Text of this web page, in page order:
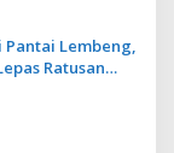
Lembeng,
Ratusan